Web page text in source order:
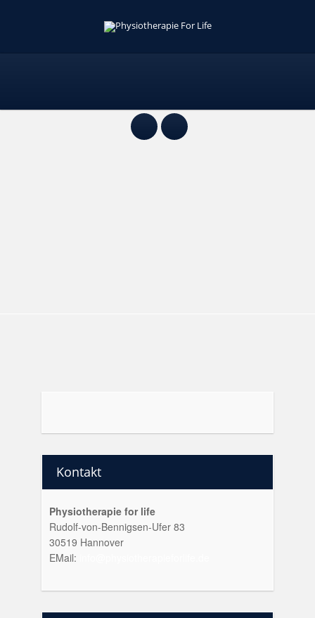
Kontakt
Physiotherapie for life
Rudolf-von-Bennigsen-Ufer 83
30519 Hannover
EMail: